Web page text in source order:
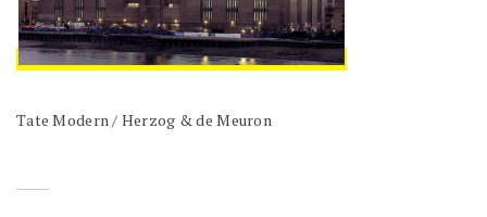
Tate Modern / Herzog & de Meuron